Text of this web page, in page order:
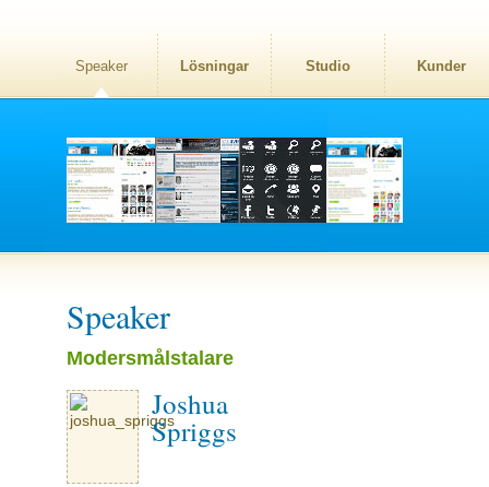
Speaker Lösningar Studio Kunder
Speaker
Modersmålstalare
Joshua
Spriggs